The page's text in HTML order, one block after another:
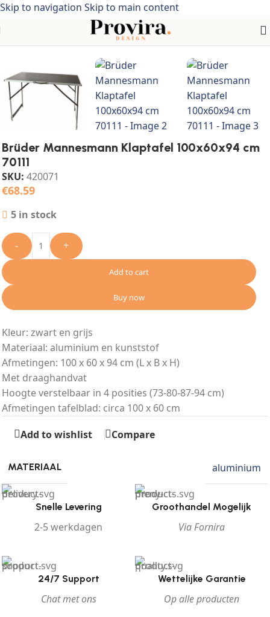
Skip to navigation Skip to main content
Tafels/Klaptafels
Brüder Mannesmann Klaptafel 100x60x94 cm
70111
SKU: 420071
€68.59
5 in stock
- +
Add to cart
Buy now
Kleur: zwart en grijs
Materiaal: aluminium en kunststof
Afmetingen: 100 x 60 x 94 cm (L x B x H)
Met draaghandvat
Hoogte verstelbaar in 4 posities (73-80-87-94 cm)
Afmetingen tafelblad: circa 100 x 60 cm
Add to wishlist
Compare
MATERIAAL aluminium
Snelle Levering
2-5 werkdagen
Groothandel Mogelijk
Via Fornira
24/7 Support
Chat met ons
Wettelijke Garantie
Op alle producten